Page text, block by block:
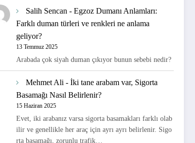
Salih Sencan -Egzoz Dumanı Anlamları:
Farklı duman türleri ve renkleri ne anlama
geliyor?
13 Temmuz 2025
Arabada çok siyah duman çıkıyor bunun sebebi nedir?
Mehmet Ali -İki tane arabam var, Sigorta
Basamağı Nasıl Belirlenir?
15 Haziran 2025
Evet, iki arabanız varsa sigorta basamakları farklı olab
ilir ve genellikle her araç için ayrı ayrı belirlenir. Sigo
rta basamağı, zorunlu trafik…